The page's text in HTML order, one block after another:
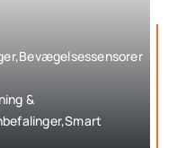
&